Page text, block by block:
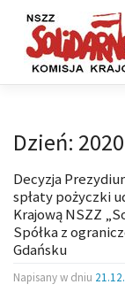
content
Dzień:
Decyzja
spłaty pożyczki
Krajową NSZZ
Spółka z
Gdańsku
Napisany w dniu